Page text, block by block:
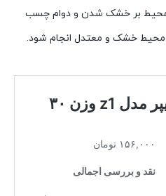
محیط بر خشک شدن و دوام چسب
محیط خشک و معتدل انجام شود.